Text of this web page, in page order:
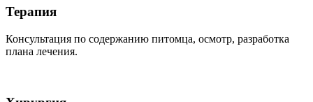
Терапия
Консультация по содержанию питомца, осмотр, разработка
плана лечения.